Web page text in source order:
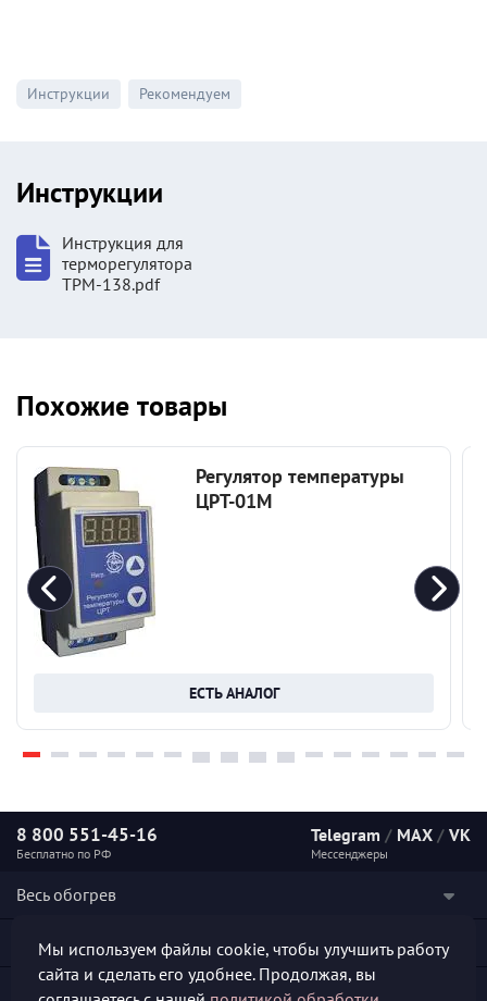
Инструкции Рекомендуем
Инструкции
Инструкция для
терморегулятора
ТРМ-138.pdf
Похожие товары
Регулятор температуры
ЦРТ-01М
ЕСТЬ АНАЛОГ
8 800 551-45-16
Бесплатно по РФ
Telegram / MAX / VK
Мессенджеры
Весь обогрев
Наши услуги
Мы используем файлы cookie, чтобы улучшить работу
сайта и сделать его удобнее. Продолжая, вы